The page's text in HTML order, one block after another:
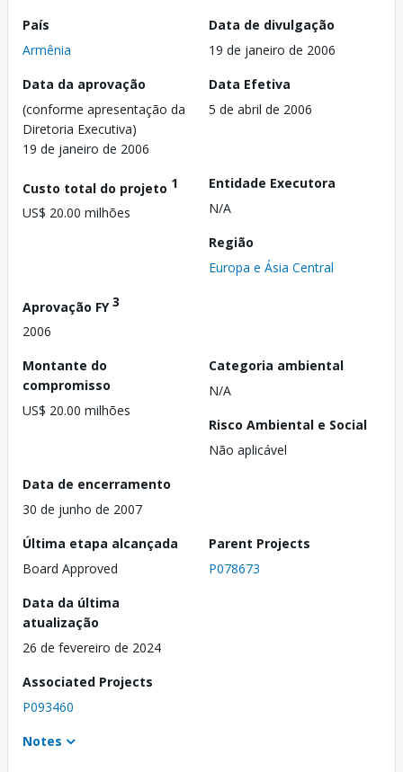
País
Armênia
Data de divulgação
19 de janeiro de 2006
Data da aprovação
(conforme apresentação da
Diretoria Executiva)
19 de janeiro de 2006
Data Efetiva
5 de abril de 2006
Custo total do projeto 1
US$ 20.00 milhões
Entidade Executora
N/A
Região
Europa e Ásia Central
Aprovação FY3
2006
Montante do
compromisso
US$ 20.00 milhões
Categoria ambiental
N/A
Risco Ambiental e Social
Não aplicável
Data de encerramento
30 de junho de 2007
Última etapa alcançada
Board Approved
Parent Projects
P078673
Data da última
atualização
26 de fevereiro de 2024
Associated Projects
P093460
Notes